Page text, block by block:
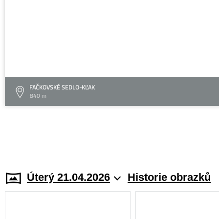
FAČKOVSKÉ SEDLO-KĽAK
840 m
Úterý 21.04.2026 Historie obrazků